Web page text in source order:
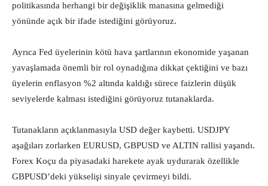
politikasında herhangi bir değişiklik manasına gelmediği
yönünde açık bir ifade istediğini görüyoruz.
Ayrıca Fed üyelerinin kötü hava şartlarının ekonomide yaşanan
yavaşlamada önemli bir rol oynadığına dikkat çektiğini ve bazı
üyelerin enflasyon %2 altında kaldığı sürece faizlerin düşük
seviyelerde kalması istediğini görüyoruz tutanaklarda.
Tutanakların açıklanmasıyla USD değer kaybetti. USDJPY
aşağıları zorlarken EURUSD, GBPUSD ve ALTIN rallisi yaşandı.
Forex Koçu da piyasadaki harekete ayak uydurarak özellikle
GBPUSD’deki yükselişi sinyale çevirmeyi bildi.